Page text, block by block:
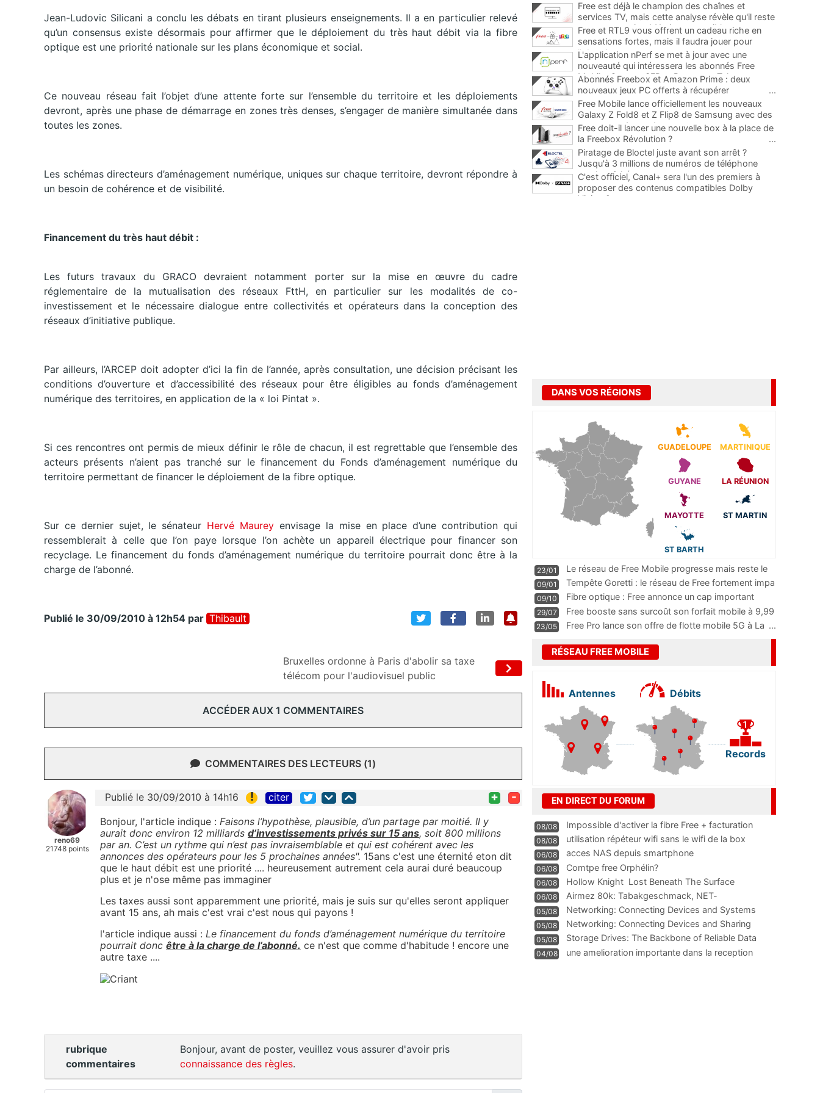
Jean-Ludovic Silicani a conclu les débats en tirant plusieurs enseignements. Il a en particulier relevé
qu’un consensus existe désormais pour affirmer que le déploiement du très haut débit via la fibre
optique est une priorité nationale sur les plans économique et social.
Ce nouveau réseau fait l’objet d’une attente forte sur l’ensemble du territoire et les déploiements
devront, après une phase de démarrage en zones très denses, s’engager de manière simultanée dans
toutes les zones.
Les schémas directeurs d’aménagement numérique, uniques sur chaque territoire, devront répondre à
un besoin de cohérence et de visibilité.
Financement du très haut débit :
Les futurs travaux du GRACO devraient notamment porter sur la mise en œuvre du cadre
réglementaire de la mutualisation des réseaux FttH, en particulier sur les modalités de co-
investissement et le nécessaire dialogue entre collectivités et opérateurs dans la conception des
réseaux d’initiative publique.
Par ailleurs, l’ARCEP doit adopter d’ici la fin de l’année, après consultation, une décision précisant les
conditions d’ouverture et d’accessibilité des réseaux pour être éligibles au fonds d’aménagement
numérique des territoires, en application de la « loi Pintat ».
Si ces rencontres ont permis de mieux définir le rôle de chacun, il est regrettable que l’ensemble des
acteurs présents n’aient pas tranché sur le financement du Fonds d’aménagement numérique du
territoire permettant de financer le déploiement de la fibre optique.
Sur ce dernier sujet, le sénateur Hervé Maurey envisage la mise en place d’une contribution qui
ressemblerait à celle que l’on paye lorsque l’on achète un appareil électrique pour financer son
recyclage. Le financement du fonds d’aménagement numérique du territoire pourrait donc être à la
charge de l’abonné.
Publié le 30/09/2010 à 12h54 par Thibault
Bruxelles ordonne à Paris d'abolir sa taxe
télécom pour l'audiovisuel public
ACCÉDER AUX 1 COMMENTAIRES
COMMENTAIRES DES LECTEURS (1)
reno69
21748 points
Publié le 30/09/2010 à 14h16 ! citer + -
Bonjour, l'article indique : Faisons l’hypothèse, plausible, d’un partage par moitié. Il y
aurait donc environ 12 milliards d’investissements privés sur 15 ans, soit 800 millions
par an. C’est un rythme qui n’est pas invraisemblable et qui est cohérent avec les
annonces des opérateurs pour les 5 prochaines années". 15ans c'est une éternité eton dit
que le haut débit est une priorité .... heureusement autrement cela aurai duré beaucoup
plus et je n'ose même pas immaginer
Les taxes aussi sont apparemment une priorité, mais je suis sur qu'elles seront appliquer
avant 15 ans, ah mais c'est vrai c'est nous qui payons !
l'article indique aussi : Le financement du fonds d’aménagement numérique du territoire
pourrait donc être à la charge de l’abonné. ce n'est que comme d'habitude ! encore une
autre taxe ....
rubrique
commentaires
Bonjour, avant de poster, veuillez vous assurer d'avoir pris
connaissance des règles.
Free est déjà le champion des chaînes et
services TV, mais cette analyse révèle qu'il reste
encore au moins 141 ajouts possibles
Free et RTL9 vous offrent un cadeau riche en
sensations fortes, mais il faudra jouer pour
l'obtenir
L'application nPerf se met à jour avec une
nouveauté qui intéressera les abonnés Free
Mobile, Orange, SFR et Bouygues Telecom
Abonnés Freebox et Amazon Prime : deux
nouveaux jeux PC offerts à récupérer
...
Free Mobile lance officiellement les nouveaux
Galaxy Z Fold8 et Z Flip8 de Samsung avec des
promos et des cadeaux
...
Free doit-il lancer une nouvelle box à la place de
la Freebox Révolution ?
...
Piratage de Bloctel juste avant son arrêt ?
Jusqu'à 3 millions de numéros de téléphone
auraient fuité
C'est officiel, Canal+ sera l'un des premiers à
proposer des contenus compatibles Dolby
Vision 2
DANS VOS RÉGIONS
GUADELOUPE MARTINIQUE
GUYANE LA RÉUNION
MAYOTTE ST MARTIN
ST BARTH
23/01
Le réseau de Free Mobile progresse mais reste le
m
...
09/01
Tempête Goretti : le réseau de Free fortement impa
09/10
Fibre optique : Free annonce un cap important
pass
...
29/07
Free booste sans surcoût son forfait mobile à 9,99
23/05 Free Pro lance son offre de flotte mobile 5G à La ...
RÉSEAU FREE MOBILE
Antennes Débits
Records
EN DIRECT DU FORUM
08/08
Impossible d'activer la fibre Free + facturation
résiliation
08/08 utilisation répéteur wifi sans le wifi de la box
06/08 acces NAS depuis smartphone
06/08 Comtpe free Orphélin?
06/08 Hollow Knight  Lost Beneath The Surface
06/08
Airmez 80k: Tabakgeschmack, NET-
Technologie und Leistung im
05/08 Networking: Connecting Devices and Systems
05/08
Networking: Connecting Devices and Sharing
Information
05/08
Storage Drives: The Backbone of Reliable Data
Management
04/08
une amelioration importante dans la reception